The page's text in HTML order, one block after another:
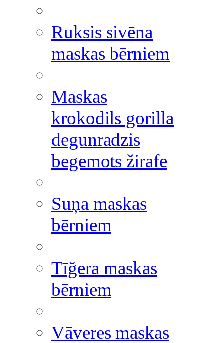
Ruksis sivēna
maskas bērniem
Maskas
krokodils gorilla
degunradzis
begemots žirafe
Suņa maskas
bērniem
Tīğera maskas
bērniem
Vāveres maskas